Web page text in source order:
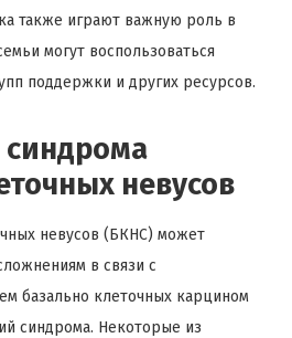
также играют важную роль в
могут воспользоваться
поддержки и других ресурсов.
невусов
невусов (БКНС) может
в связи с
базально клеточных карцином
синдрома. Некоторые из